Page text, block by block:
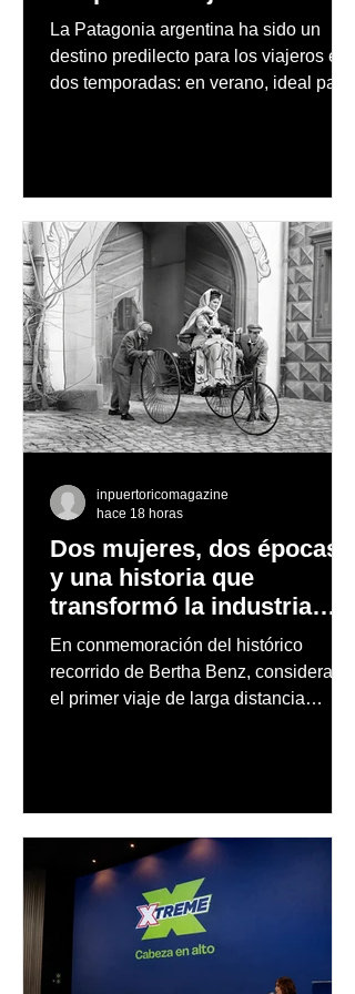
La Patagonia argentina ha sido un
destino predilecto para los viajeros en
dos temporadas: en verano, ideal para
nevados en las montañas
Dos mujeres, dos épocas
y una historia que
transformó la industria
automotriz
En conmemoración del histórico
recorrido de Bertha Benz, considerado
el primer viaje de larga distancia
inpuertoricomagazine
hace 18 horas